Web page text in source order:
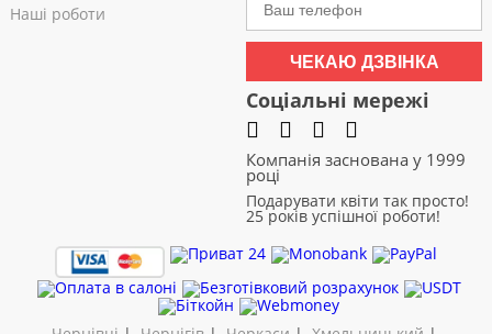
Наші роботи
ЧЕКАЮ ДЗВІНКА
Соціальні мережі
Компанія заснована у 1999
році
Подарувати квіти так просто!
25 років успішної роботи!